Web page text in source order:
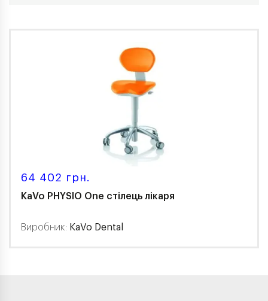
64 402 грн.
KaVo PHYSIO One стілець лікаря
Виробник: KaVo Dental